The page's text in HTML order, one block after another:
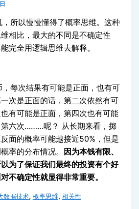
以慢慢懂得了概率思维。这种
相比，最大的不同是不确定性
完全用逻辑思维去解释。
次结果有可能是正面，也有可
次是正面的话，第二次依然有可
有可能是正面，第四次也有可能
第六次………呢？ 从长期来看，掷
面的概率可能越接近50%，但是
率的分布情况。 因为本钱有限、
为了保证我们最终的投资有个好
不确定性就显得非常重要。
数据技术, 概率思维, 相关性